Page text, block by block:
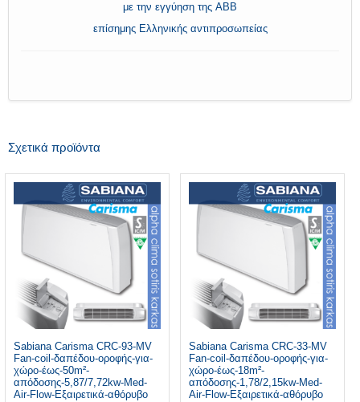
με την εγγύηση της ABB
επίσημης Ελληνικής αντιπροσωπείας
Σχετικά προϊόντα
Sabiana Carisma CRC-93-MV
Fan-coil-δαπέδου-οροφής-για-
χώρο-έως-50m²-
απόδοσης-5,87/7,72kw-Med-
Air-Flow-Εξαιρετικά-αθόρυβο
Sabiana Carisma CRC-33-MV
Fan-coil-δαπέδου-οροφής-για-
χώρο-έως-18m²-
απόδοσης-1,78/2,15kw-Med-
Air-Flow-Εξαιρετικά-αθόρυβο